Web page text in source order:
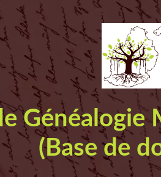
Généalogie
(Base de